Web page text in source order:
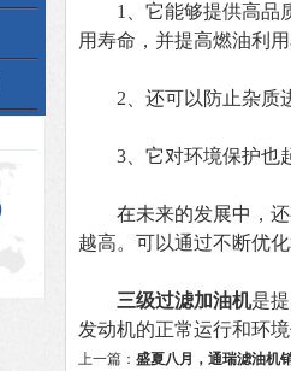
1、它能够提供高品质
用寿命，并提高燃油利
2、还可以防止杂质进
3、它对环境保护也起
在未来的发展中，还
越高。可以通过不断优
三级过滤加油机是
发动机的正常运行和环
上一篇： 盛夏八月，通瑞滤油机